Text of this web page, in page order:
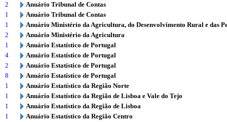
2
Anuário Tribunal de Contas
1
Anuário Tribunal de Contas
1
Anuário Ministério da Agricultura, do Desenvolvimento Rural e das
2
Anuário Ministério da Agricultura
1
Anuário Estatístico de Portugal
4
Anuário Estatístico de Portugal
2
Anuário Estatístico de Portugal
8
Anuário Estatístico de Portugal
1
Anuário Estatístico da Região Norte
1
Anuário Estatístico da Região de Lisboa e Vale do Tejo
1
Anuário Estatístico da Região de Lisboa
1
Anuário Estatístico da Região Centro